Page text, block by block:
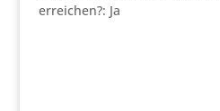
erreichen?: Ja